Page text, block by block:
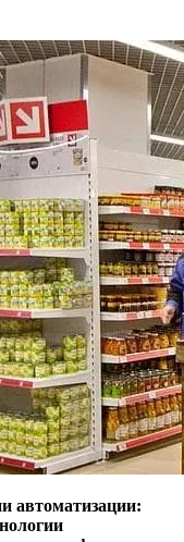
автоматизации: